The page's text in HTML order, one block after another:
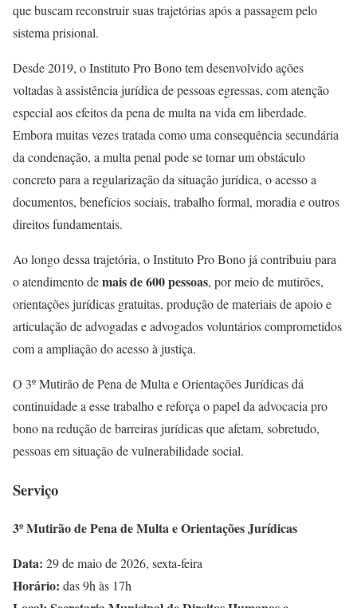
que buscam reconstruir suas trajetórias após a passagem pelo
sistema prisional.
Desde 2019, o Instituto Pro Bono tem desenvolvido ações
voltadas à assistência jurídica de pessoas egressas, com atenção
especial aos efeitos da pena de multa na vida em liberdade.
Embora muitas vezes tratada como uma consequência secundária
da condenação, a multa penal pode se tornar um obstáculo
concreto para a regularização da situação jurídica, o acesso a
documentos, benefícios sociais, trabalho formal, moradia e outros
direitos fundamentais.
Ao longo dessa trajetória, o Instituto Pro Bono já contribuiu para
o atendimento demais de 600 pessoas, por meio de mutirões,
orientações jurídicas gratuitas, produção de materiais de apoio e
articulação de advogadas e advogados voluntários comprometidos
com a ampliação do acesso à justiça.
O 3º Mutirão de Pena de Multa e Orientações Jurídicas dá
continuidade a esse trabalho e reforça o papel da advocacia pro
bono na redução de barreiras jurídicas que afetam, sobretudo,
pessoas em situação de vulnerabilidade social.
Serviço
3º Mutirão de Pena de Multa e Orientações Jurídicas
Data: 29 de maio de 2026, sexta-feira
Horário: das 9h às 17h